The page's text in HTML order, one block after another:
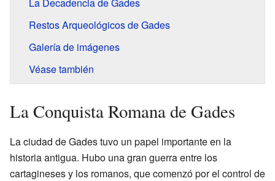
Restos Arqueológicos de Gades
Galería de imágenes
Véase también
La Conquista Romana de Gades
La ciudad de Gades tuvo un papel importante en la
historia antigua. Hubo una gran guerra entre los
cartagineses y los romanos, que comenzó por el control de